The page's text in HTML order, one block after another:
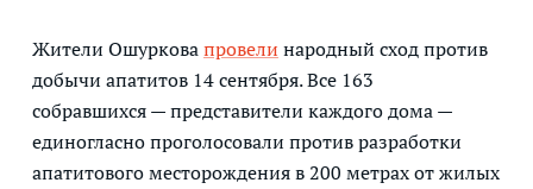
Жители Ошурковапровели народный сход против
добычи апатитов 14 сентября. Все 163
собравшихся — представители каждого дома —
единогласно проголосовали против разработки
апатитового месторождения в 200 метрах от жилых